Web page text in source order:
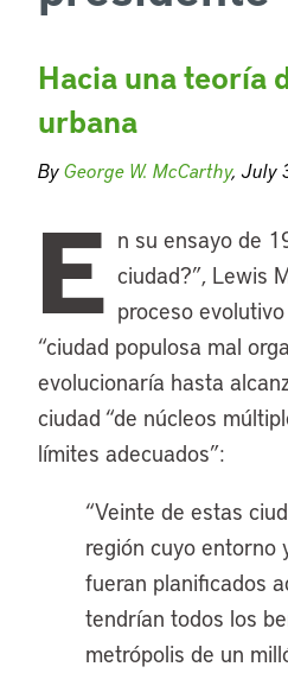
Hacia una teoría
urbana
ByGeorge W. McCarthy, July
E n su ensayo de
ciudad?”, Lewis
proceso
“ciudad populosa mal
evolucionaría hasta
ciudad “de núcleos
límites adecuados”:
“Veinte de estas
región cuyo entorno
fueran planificados
tendrían todos los
metrópolis de un